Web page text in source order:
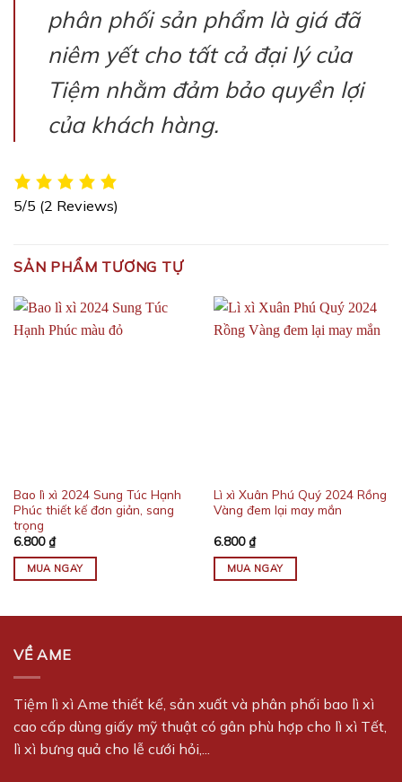
phân phối sản phẩm là giá đã
niêm yết cho tất cả đại lý của
Tiệm nhằm đảm bảo quyền lợi
của khách hàng.
5/5 (2 Reviews)
SẢN PHẨM TƯƠNG TỰ
Bao lì xì 2024 Sung Túc Hạnh
Phúc thiết kế đơn giản, sang
trọng
6.800₫
MUA NGAY
Lì xì Xuân Phú Quý 2024 Rồng
Vàng đem lại may mắn
6.800₫
MUA NGAY
VỀ AME
Tiệm lì xì Ame thiết kế, sản xuất và phân phối bao lì xì
cao cấp dùng giấy mỹ thuật có gân phù hợp cho lì xì Tết,
lì xì bưng quả cho lễ cưới hỏi,...